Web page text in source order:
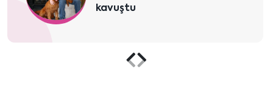
kavuştu
Önceki